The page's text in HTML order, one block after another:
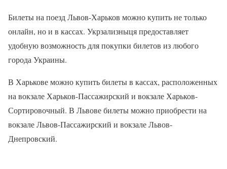
Билеты на поезд Львов-Харьков можно купить не только
онлайн, но и в кассах. Укрзализныця предоставляет
удобную возможность для покупки билетов из любого
города Украины.
В Харькове можно купить билеты в кассах, расположенных
на вокзале Харьков-Пассажирский и вокзале Харьков-
Сортировочный. В Львове билеты можно приобрести на
вокзале Львов-Пассажирский и вокзале Львов-
Днепровский.